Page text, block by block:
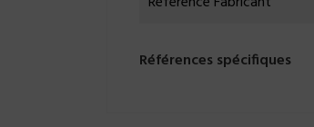
Références spécifiques